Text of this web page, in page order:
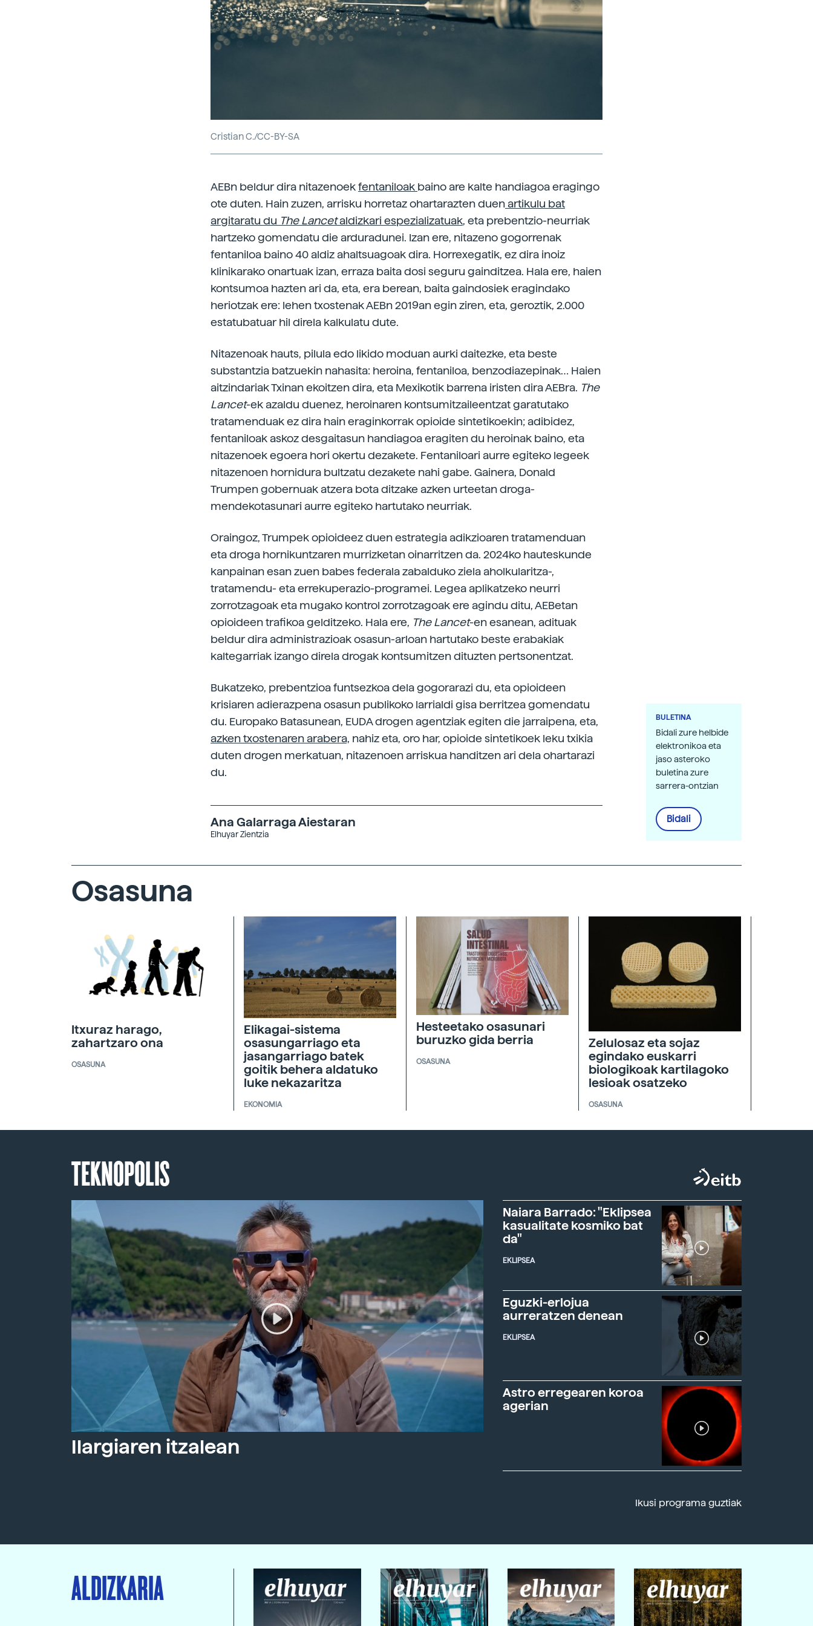
Cristian C./CC-BY-SA
AEBn beldur dira nitazenoekfentaniloak baino are kalte handiagoa eragingo
ote duten. Hain zuzen, arrisku horretaz ohartarazten duen artikulu bat
argitaratu du The Lancetaldizkari espezializatuak, eta prebentzio-neurriak
hartzeko gomendatu die arduradunei. Izan ere, nitazeno gogorrenak
fentaniloa baino 40 aldiz ahaltsuagoak dira. Horrexegatik, ez dira inoiz
klinikarako onartuak izan, erraza baita dosi seguru gainditzea. Hala ere, haien
kontsumoa hazten ari da, eta, era berean, baita gaindosiek eragindako
heriotzak ere: lehen txostenak AEBn 2019an egin ziren, eta, geroztik, 2.000
estatubatuar hil direla kalkulatu dute.
Nitazenoak hauts, pilula edo likido moduan aurki daitezke, eta beste
substantzia batzuekin nahasita: heroina, fentaniloa, benzodiazepinak… Haien
aitzindariak Txinan ekoitzen dira, eta Mexikotik barrena iristen dira AEBra. The
Lancet-ek azaldu duenez, heroinaren kontsumitzaileentzat garatutako
tratamenduak ez dira hain eraginkorrak opioide sintetikoekin; adibidez,
fentaniloak askoz desgaitasun handiagoa eragiten du heroinak baino, eta
nitazenoek egoera hori okertu dezakete. Fentaniloari aurre egiteko legeek
nitazenoen hornidura bultzatu dezakete nahi gabe. Gainera, Donald
Trumpen gobernuak atzera bota ditzake azken urteetan droga-
mendekotasunari aurre egiteko hartutako neurriak.
Oraingoz, Trumpek opioideez duen estrategia adikzioaren tratamenduan
eta droga hornikuntzaren murrizketan oinarritzen da. 2024ko hauteskunde
kanpainan esan zuen babes federala zabalduko ziela aholkularitza-,
tratamendu- eta errekuperazio-programei. Legea aplikatzeko neurri
zorrotzagoak eta mugako kontrol zorrotzagoak ere agindu ditu, AEBetan
opioideen trafikoa gelditzeko. Hala ere, The Lancet-en esanean, adituak
beldur dira administrazioak osasun-arloan hartutako beste erabakiak
kaltegarriak izango direla drogak kontsumitzen dituzten pertsonentzat.
Bukatzeko, prebentzioa funtsezkoa dela gogorarazi du, eta opioideen
krisiaren adierazpena osasun publikoko larrialdi gisa berritzea gomendatu
du. Europako Batasunean, EUDA drogen agentziak egiten die jarraipena, eta,
azken txostenaren arabera, nahiz eta, oro har, opioide sintetikoek leku txikia
duten drogen merkatuan, nitazenoen arriskua handitzen ari dela ohartarazi
du.
Ana Galarraga Aiestaran
Elhuyar Zientzia
BULETINA
Bidali zure helbide
elektronikoa eta
jaso asteroko
buletina zure
sarrera-ontzian
Bidali
Osasuna
Itxuraz harago,
zahartzaro ona
OSASUNA
Elikagai-sistema
osasungarriago eta
jasangarriago batek
goitik behera aldatuko
luke nekazaritza
EKONOMIA
Hesteetako osasunari
buruzko gida berria
OSASUNA
Zelulosaz eta sojaz
egindako euskarri
biologikoak kartilagoko
lesioak osatzeko
OSASUNA
TEKNOPOLIS
Ilargiaren itzalean
Naiara Barrado: "Eklipsea
kasualitate kosmiko bat
da"
EKLIPSEA
Eguzki-erlojua
aurreratzen denean
EKLIPSEA
Astro erregearen koroa
agerian
Ikusi programa guztiak
ALDIZKARIA